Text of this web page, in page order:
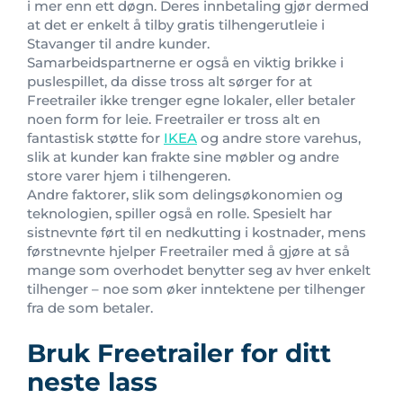
i mer enn ett døgn. Deres innbetaling gjør dermed
at det er enkelt å tilby gratis tilhengerutleie i
Stavanger til andre kunder.
Samarbeidspartnerne er også en viktig brikke i
puslespillet, da disse tross alt sørger for at
Freetrailer ikke trenger egne lokaler, eller betaler
noen form for leie. Freetrailer er tross alt en
fantastisk støtte for IKEA og andre store varehus,
slik at kunder kan frakte sine møbler og andre
store varer hjem i tilhengeren.
Andre faktorer, slik som delingsøkonomien og
teknologien, spiller også en rolle. Spesielt har
sistnevnte ført til en nedkutting i kostnader, mens
førstnevnte hjelper Freetrailer med å gjøre at så
mange som overhodet benytter seg av hver enkelt
tilhenger – noe som øker inntektene per tilhenger
fra de som betaler.
Bruk Freetrailer for ditt
neste lass